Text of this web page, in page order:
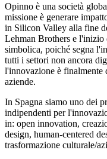
Opinno è una società
missione è generare
in Silicon Valley alla fine
Lehman Brothers e l'inizio
simbolica, poiché segna
tutti i settori non ancora
l'innovazione è finalmente
aziende.
In Spagna siamo uno dei
indipendenti per
in: open innovation,
design, human-centered
trasformazione culturale/